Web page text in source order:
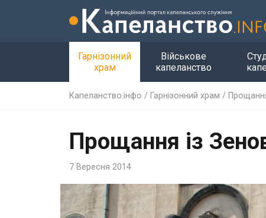
Гарнізонний
храм
Військове
капеланство
Капеланство.інфо / Гарнізонний храм /
Прощання із
7 Вересня 2014